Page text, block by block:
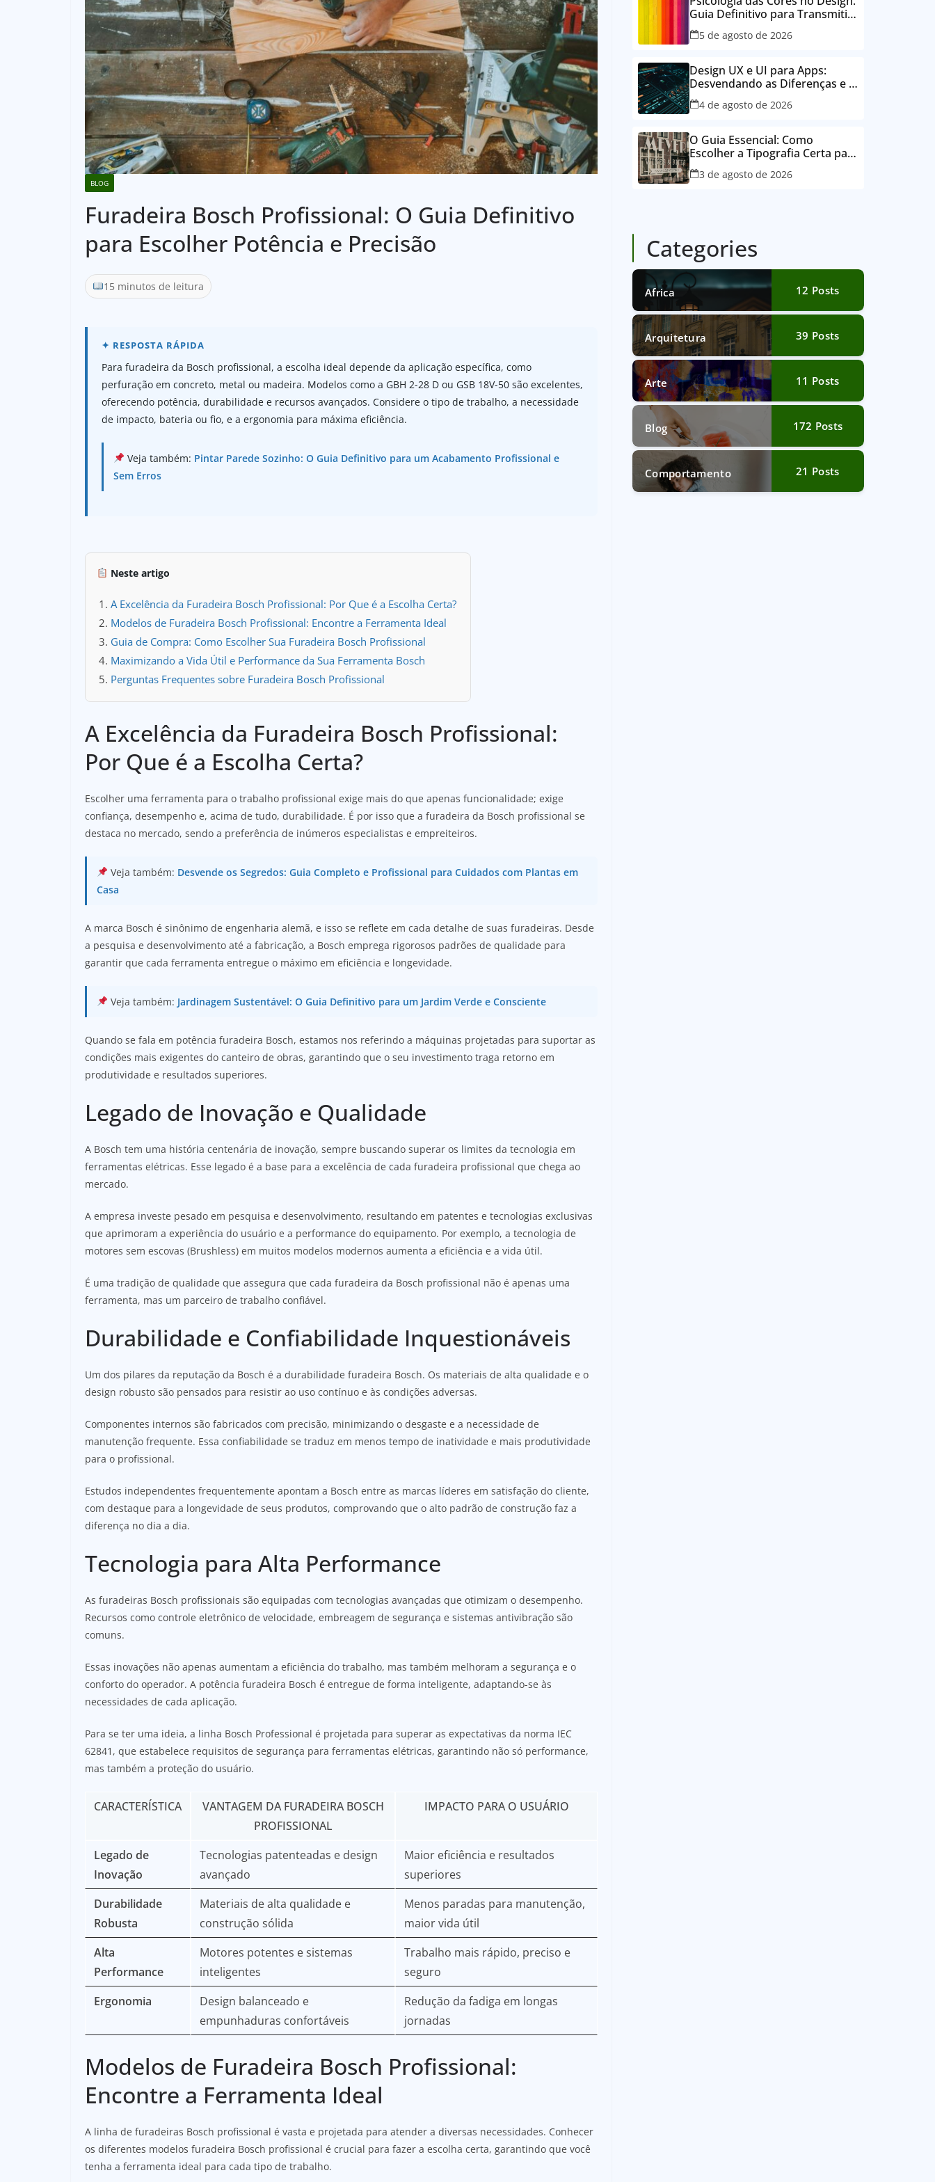
BLOG
Furadeira Bosch Profissional: O Guia Definitivo
para Escolher Potência e Precisão
15 minutos de leitura
Para furadeira da Bosch profissional, a escolha ideal depende da aplicação específica, como
perfuração em concreto, metal ou madeira. Modelos como a GBH 2-28 D ou GSB 18V-50 são excelentes,
oferecendo potência, durabilidade e recursos avançados. Considere o tipo de trabalho, a necessidade
de impacto, bateria ou fio, e a ergonomia para máxima eficiência.
Veja também: Pintar Parede Sozinho: O Guia Definitivo para um Acabamento Profissional e
Sem Erros
Neste artigo
A Excelência da Furadeira Bosch Profissional: Por Que é a Escolha Certa?
Modelos de Furadeira Bosch Profissional: Encontre a Ferramenta Ideal
Guia de Compra: Como Escolher Sua Furadeira Bosch Profissional
Maximizando a Vida Útil e Performance da Sua Ferramenta Bosch
Perguntas Frequentes sobre Furadeira Bosch Profissional
A Excelência da Furadeira Bosch Profissional:
Por Que é a Escolha Certa?
Escolher uma ferramenta para o trabalho profissional exige mais do que apenas funcionalidade; exige
confiança, desempenho e, acima de tudo, durabilidade. É por isso que a furadeira da Bosch profissional se
destaca no mercado, sendo a preferência de inúmeros especialistas e empreiteiros.
Veja também: Desvende os Segredos: Guia Completo e Profissional para Cuidados com Plantas em
Casa
A marca Bosch é sinônimo de engenharia alemã, e isso se reflete em cada detalhe de suas furadeiras. Desde
a pesquisa e desenvolvimento até a fabricação, a Bosch emprega rigorosos padrões de qualidade para
garantir que cada ferramenta entregue o máximo em eficiência e longevidade.
Veja também: Jardinagem Sustentável: O Guia Definitivo para um Jardim Verde e Consciente
Quando se fala em potência furadeira Bosch, estamos nos referindo a máquinas projetadas para suportar as
condições mais exigentes do canteiro de obras, garantindo que o seu investimento traga retorno em
produtividade e resultados superiores.
Legado de Inovação e Qualidade
A Bosch tem uma história centenária de inovação, sempre buscando superar os limites da tecnologia em
ferramentas elétricas. Esse legado é a base para a excelência de cada furadeira profissional que chega ao
mercado.
A empresa investe pesado em pesquisa e desenvolvimento, resultando em patentes e tecnologias exclusivas
que aprimoram a experiência do usuário e a performance do equipamento. Por exemplo, a tecnologia de
motores sem escovas (Brushless) em muitos modelos modernos aumenta a eficiência e a vida útil.
É uma tradição de qualidade que assegura que cada furadeira da Bosch profissional não é apenas uma
ferramenta, mas um parceiro de trabalho confiável.
Durabilidade e Confiabilidade Inquestionáveis
Um dos pilares da reputação da Bosch é a durabilidade furadeira Bosch. Os materiais de alta qualidade e o
design robusto são pensados para resistir ao uso contínuo e às condições adversas.
Componentes internos são fabricados com precisão, minimizando o desgaste e a necessidade de
manutenção frequente. Essa confiabilidade se traduz em menos tempo de inatividade e mais produtividade
para o profissional.
Estudos independentes frequentemente apontam a Bosch entre as marcas líderes em satisfação do cliente,
com destaque para a longevidade de seus produtos, comprovando que o alto padrão de construção faz a
diferença no dia a dia.
Tecnologia para Alta Performance
As furadeiras Bosch profissionais são equipadas com tecnologias avançadas que otimizam o desempenho.
Recursos como controle eletrônico de velocidade, embreagem de segurança e sistemas antivibração são
comuns.
Essas inovações não apenas aumentam a eficiência do trabalho, mas também melhoram a segurança e o
conforto do operador. A potência furadeira Bosch é entregue de forma inteligente, adaptando-se às
necessidades de cada aplicação.
Para se ter uma ideia, a linha Bosch Professional é projetada para superar as expectativas da norma IEC
62841, que estabelece requisitos de segurança para ferramentas elétricas, garantindo não só performance,
mas também a proteção do usuário.
CARACTERÍSTICA
VANTAGEM DA FURADEIRA BOSCH
PROFISSIONAL
IMPACTO PARA O USUÁRIO
Legado de
Inovação
Tecnologias patenteadas e design
avançado
Maior eficiência e resultados
superiores
Durabilidade
Robusta
Materiais de alta qualidade e
construção sólida
Menos paradas para manutenção,
maior vida útil
Alta
Performance
Motores potentes e sistemas
inteligentes
Trabalho mais rápido, preciso e
seguro
Ergonomia
Design balanceado e
empunhaduras confortáveis
Redução da fadiga em longas
jornadas
Modelos de Furadeira Bosch Profissional:
Encontre a Ferramenta Ideal
A linha de furadeiras Bosch profissional é vasta e projetada para atender a diversas necessidades. Conhecer
os diferentes modelos furadeira Bosch profissional é crucial para fazer a escolha certa, garantindo que você
tenha a ferramenta ideal para cada tipo de trabalho.
Guia Definitivo para Transmitir
Emoções e Conectar
5 de agosto de 2026
Design UX e UI para Apps:
Desvendando as Diferenças e o
Poder para o Sucesso Digital
4 de agosto de 2026
O Guia Essencial: Como
Escolher a Tipografia Certa para
Sua Marca e Deixar um Legado
Visual
3 de agosto de 2026
Categories
Africa 12 Posts
Arquitetura 39 Posts
Arte 11 Posts
Blog 172 Posts
Comportamento 21 Posts